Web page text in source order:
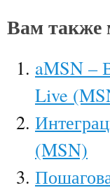
Вам также
aMSN –
Live
(MSN)